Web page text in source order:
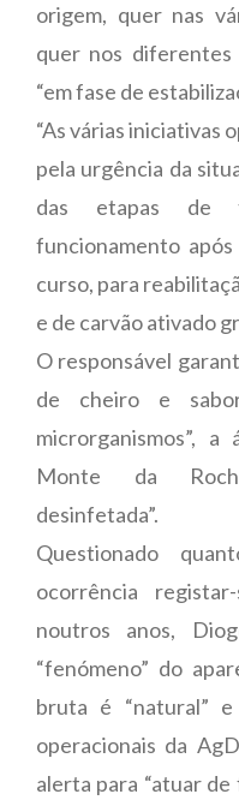
origem, quer nas
quer nos diferentes
“em fase de
“As várias iniciativas
pela urgência da
das etapas de
funcionamento
curso, para
e de carvão ativado
O responsável
de cheiro e
microrganismos”,
Monte da
desinfetada”.
Questionado
ocorrência
noutros anos,
“fenómeno” do
bruta é “natural”
operacionais da
alerta para “atuar